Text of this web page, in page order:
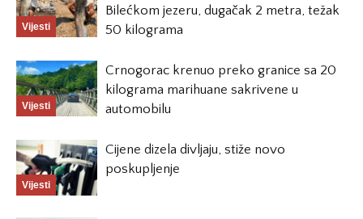
Vijesti
Bilećkom jezeru, dugačak 2 metra, težak
50 kilograma
Vijesti
Crnogorac krenuo preko granice sa 20
kilograma marihuane sakrivene u
automobilu
Vijesti
Cijene dizela divljaju, stiže novo
poskupljenje